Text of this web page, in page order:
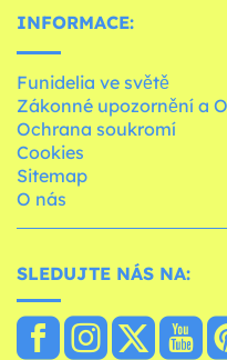
INFORMACE:
Funidelia ve světě
Zákonné upozornění a
Ochrana soukromí
Cookies
Sitemap
O nás
SLEDUJTE NÁS NA: